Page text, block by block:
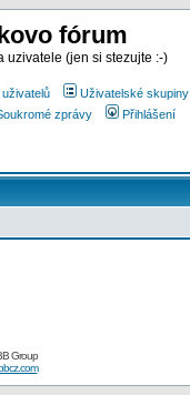
fórum
uzivatele (jen si stezujte :-)
Uživatelské skupiny
zprávy Přihlášení
Group